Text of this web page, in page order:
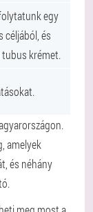
egy
céljából, és
krémet.
amelyek
és néhány